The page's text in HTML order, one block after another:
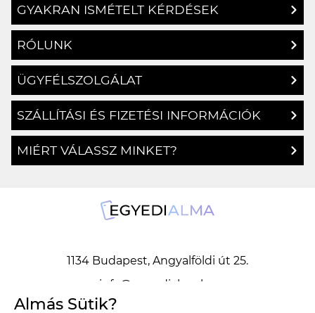
RÓLUNK
ÜGYFÉLSZOLGÁLAT
SZÁLLÍTÁSI ÉS FIZETÉSI INFORMÁCIÓK
MIÉRT VÁLASSZ MINKET?
info@egyedialma.hu
1134 Budapest, Angyalföldi út 25.
Almás Sütik?